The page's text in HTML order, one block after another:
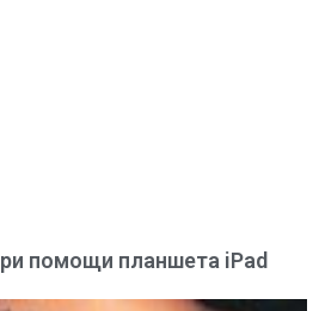
помощи планшета iPad